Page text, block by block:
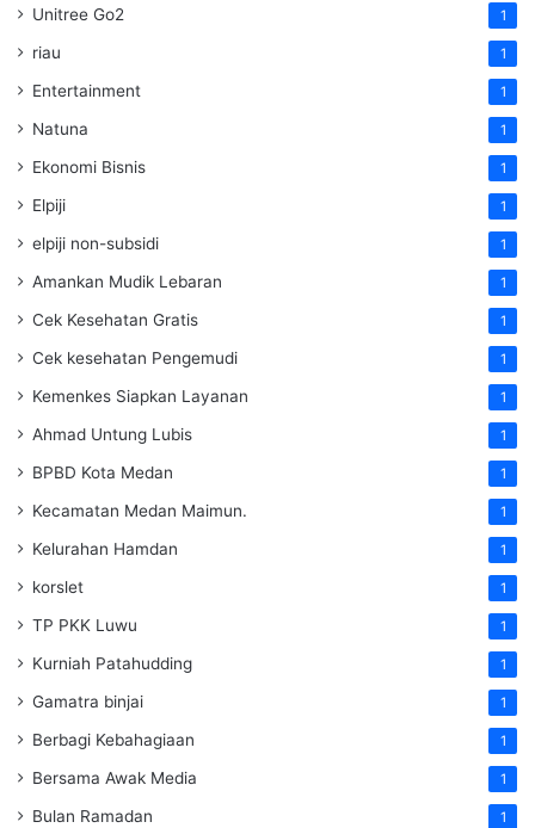
Unitree Go2 1
riau 1
Entertainment 1
Natuna 1
Ekonomi Bisnis 1
Elpiji 1
elpiji non-subsidi 1
Amankan Mudik Lebaran 1
Cek Kesehatan Gratis 1
Cek kesehatan Pengemudi 1
Kemenkes Siapkan Layanan 1
Ahmad Untung Lubis 1
BPBD Kota Medan 1
Kecamatan Medan Maimun. 1
Kelurahan Hamdan 1
korslet 1
TP PKK Luwu 1
Kurniah Patahudding 1
Gamatra binjai 1
Berbagi Kebahagiaan 1
Bersama Awak Media 1
Bulan Ramadan 1